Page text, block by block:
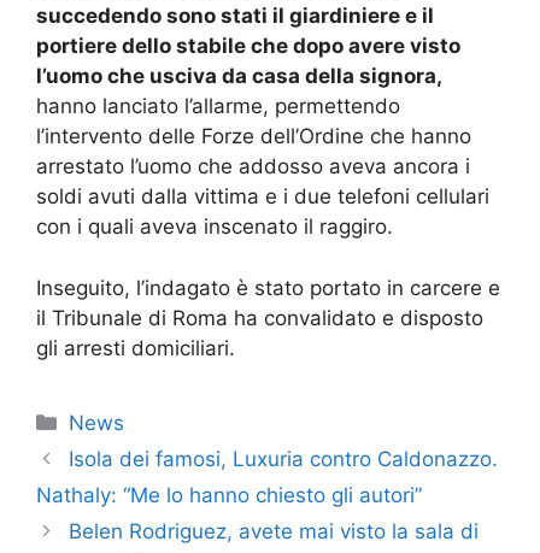
succedendo sono stati il giardiniere e il
portiere dello stabile che dopo avere visto
l’uomo che usciva da casa della signora,
hanno lanciato l’allarme, permettendo
l’intervento delle Forze dell’Ordine che hanno
arrestato l’uomo che addosso aveva ancora i
soldi avuti dalla vittima e i due telefoni cellulari
con i quali aveva inscenato il raggiro.
Inseguito, l’indagato è stato portato in carcere e
il Tribunale di Roma ha convalidato e disposto
gli arresti domiciliari.
Categorie
News
Isola dei famosi, Luxuria contro Caldonazzo.
Nathaly: “Me lo hanno chiesto gli autori”
Belen Rodriguez, avete mai visto la sala di